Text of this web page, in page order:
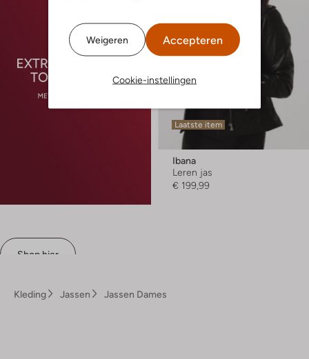
Weigeren Accepteren
Cookie-instellingen
Shop hier
Laatste item
Ibana
Leren jas
€ 199,99
Kleding Jassen Jassen Dames